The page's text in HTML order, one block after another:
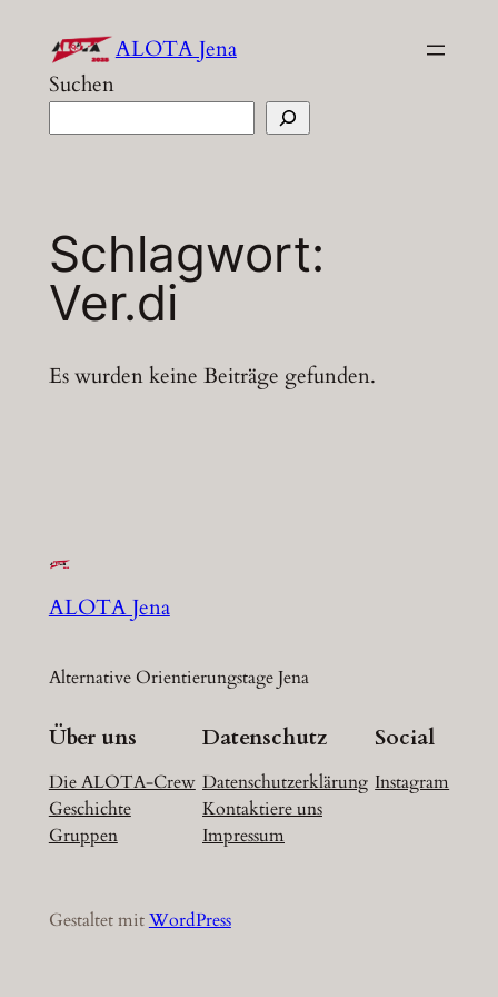
Inhalt
springen
ALOTA Jena
Suchen
Schlagwort:
Ver.di
Es wurden keine Beiträge gefunden.
ALOTA Jena
Alternative Orientierungstage Jena
Über uns
Die ALOTA-Crew
Geschichte
Gruppen
Datenschutz
Datenschutzerklärung
Kontaktiere uns
Impressum
Social
Instagram
Gestaltet mitWordPress